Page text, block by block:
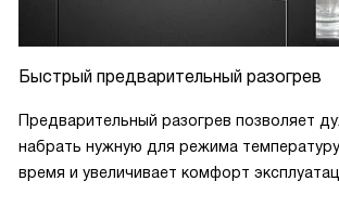
Быстрый предварительный разогрев
Предварительный разогрев позволяет
набрать нужную для режима
время и увеличивает комфорт